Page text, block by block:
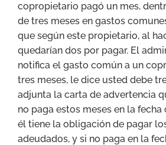
copropietario pagó un mes,
de tres meses en gastos
que según este propietario, al
quedarían dos por pagar. El
notifica el gasto común a un
tres meses, le dice usted debe
adjunta la carta de advertencia
no paga estos meses en la
él tiene la obligación de pagar
adeudados, y si no paga en la